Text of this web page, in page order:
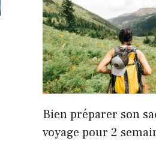
Bien préparer son
voyage pour 2